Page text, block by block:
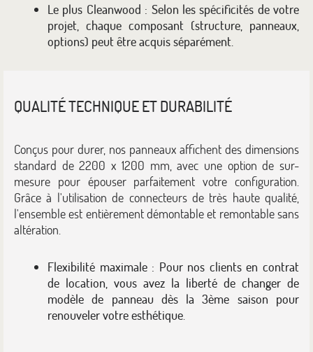
Le plus Cleanwood : Selon les spécificités de votre
projet, chaque composant (structure, panneaux,
options) peut être acquis séparément.
QUALITÉ TECHNIQUE ET DURABILITÉ
Conçus pour durer, nos panneaux affichent des dimensions
standard de 2200 x 1200 mm, avec une option de sur-
mesure pour épouser parfaitement votre configuration.
Grâce à l'utilisation de connecteurs de très haute qualité,
l'ensemble est entièrement démontable et remontable sans
altération.
Flexibilité maximale : Pour nos clients en contrat
de location, vous avez la liberté de changer de
modèle de panneau dès la 3ème saison pour
renouveler votre esthétique.